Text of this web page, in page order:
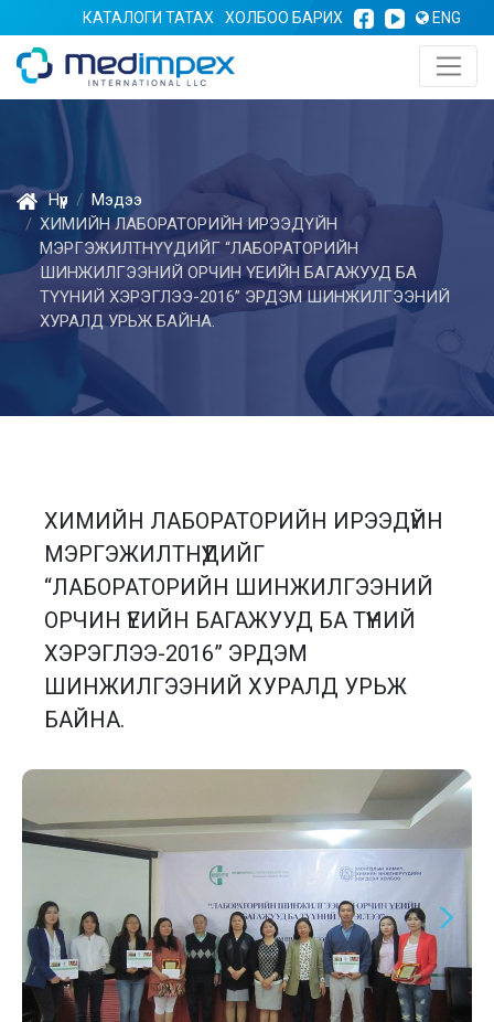
КАТАЛОГИ ТАТАХ ХОЛБОО БАРИХ ENG
Нүүр
Мэдээ
ХИМИЙН ЛАБОРАТОРИЙН ИРЭЭДҮЙН
МЭРГЭЖИЛТНҮҮДИЙГ “ЛАБОРАТОРИЙН
ШИНЖИЛГЭЭНИЙ ОРЧИН ҮЕИЙН БАГАЖУУД БА
ТҮҮНИЙ ХЭРЭГЛЭЭ-2016” ЭРДЭМ ШИНЖИЛГЭЭНИЙ
ХУРАЛД УРЬЖ БАЙНА.
ХИМИЙН ЛАБОРАТОРИЙН ИРЭЭДҮЙН
МЭРГЭЖИЛТНҮҮДИЙГ
“ЛАБОРАТОРИЙН ШИНЖИЛГЭЭНИЙ
ОРЧИН ҮЕИЙН БАГАЖУУД БА ТҮҮНИЙ
ХЭРЭГЛЭЭ-2016” ЭРДЭМ
ШИНЖИЛГЭЭНИЙ ХУРАЛД УРЬЖ
БАЙНА.